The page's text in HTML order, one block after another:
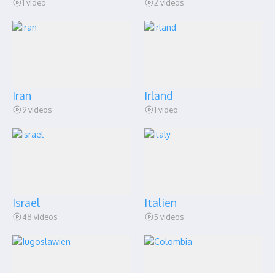
1 video 2 videos
Iran
9 videos
Irland
1 video
Israel
48 videos
Italien
5 videos